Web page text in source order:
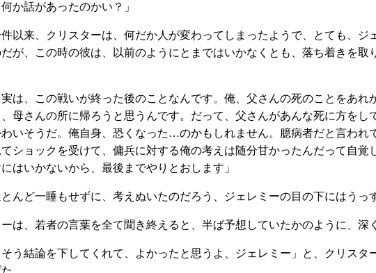
何か話があったのかい？」
以来、クリスターは、何だか人が変わってしまったようで、とても、
が、この時の彼は、以前のようにとまではいかなくとも、落ち着きを
実は、この戦いが終った後のことなんです。俺、父さんの死のことをあ
母さんの所に帰ろうと思うんです。だって、父さんがあんな死に方を
わいそうだ。俺自身、恐くなった…のかもしれません。臆病者だと言わ
ショックを受けて、傭兵に対する俺の考えは随分甘かったんだって自
はいかないから、最後までやりとおします」
んど一睡もせずに、考えぬいたのだろう、ジェレミーの目の下にはうっ
は、若者の言葉を全て聞き終えると、半ば予想していたかのように、深
そう結論を下してくれて、よかったと思うよ、ジェレミー」と、クリス
。